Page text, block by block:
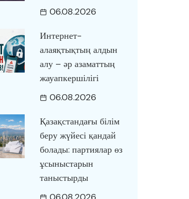
06.08.2026
Интернет-
алаяқтықтың алдын
алу – әр азаматтың
жауапкершілігі
06.08.2026
Қазақстандағы білім
беру жүйесі қандай
болады: партиялар өз
ұсыныстарын
таныстырды